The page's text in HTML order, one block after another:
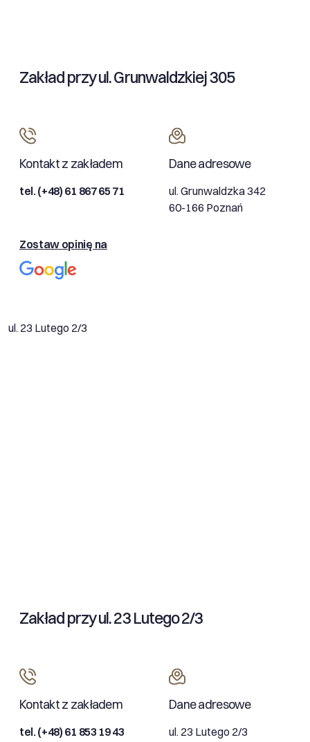
Zakład przy ul. Grunwaldzkiej 305
Kontakt z zakładem
tel. (+48) 61 867 65 71
Dane adresowe
ul. Grunwaldzka 342
60-166 Poznań
Zostaw opinię na
ul. 23 Lutego 2/3
Zakład przy ul. 23 Lutego 2/3
Kontakt z zakładem
tel. (+48) 61 853 19 43
Dane adresowe
ul. 23 Lutego 2/3